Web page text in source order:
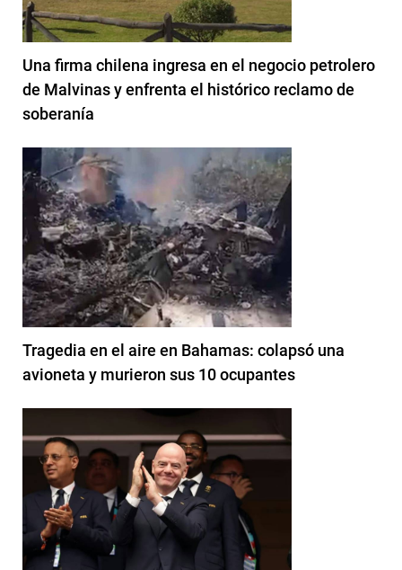
Una firma chilena ingresa en el negocio petrolero
de Malvinas y enfrenta el histórico reclamo de
soberanía
Tragedia en el aire en Bahamas: colapsó una
avioneta y murieron sus 10 ocupantes